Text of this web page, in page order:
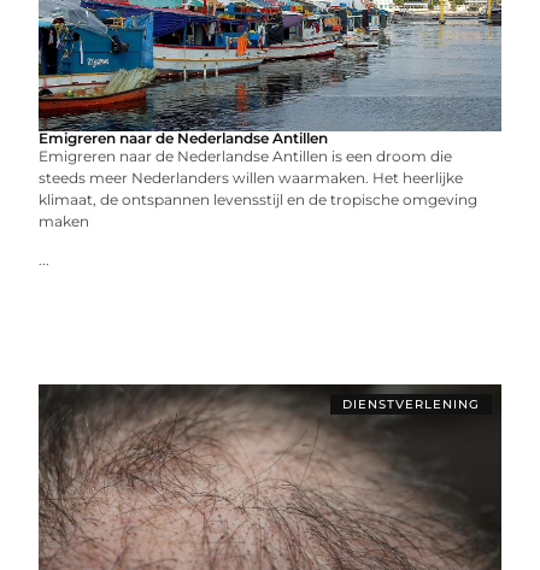
Emigreren naar de Nederlandse Antillen
Emigreren naar de Nederlandse Antillen is een droom die
steeds meer Nederlanders willen waarmaken. Het heerlijke
klimaat, de ontspannen levensstijl en de tropische omgeving
maken
...
DIENSTVERLENING